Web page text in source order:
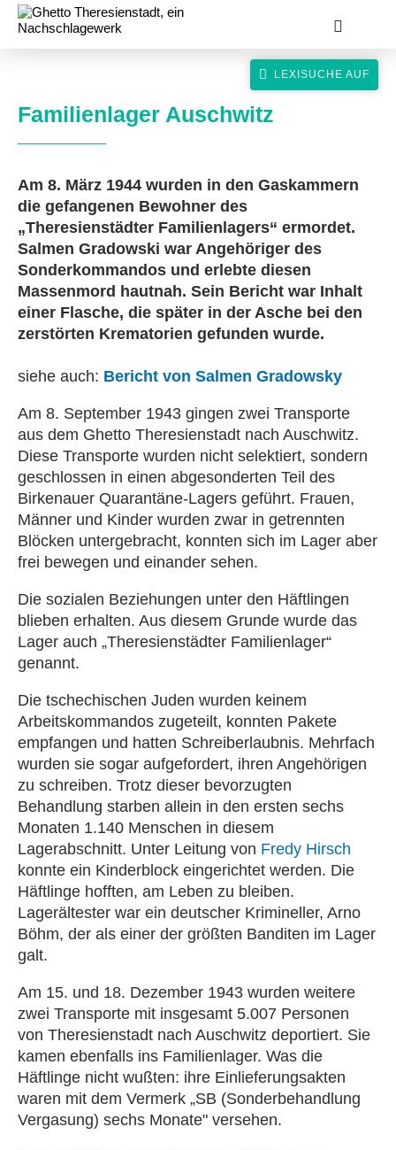
Familienlager Auschwitz
Am 8. März 1944 wurden in den Gaskammern
die gefangenen Bewohner des
„Theresienstädter Familienlagers“ ermordet.
Salmen Gradowski war Angehöriger des
Sonderkommandos und erlebte diesen
Massenmord hautnah. Sein Bericht war Inhalt
einer Flasche, die später in der Asche bei den
zerstörten Krematorien gefunden wurde.
siehe auch: Bericht von Salmen Gradowsky
Am 8. September 1943 gingen zwei Transporte
aus dem Ghetto Theresienstadt nach Auschwitz.
Diese Transporte wurden nicht selektiert, sondern
geschlossen in einen abgesonderten Teil des
Birkenauer Quarantäne-Lagers geführt. Frauen,
Männer und Kinder wurden zwar in getrennten
Blöcken untergebracht, konnten sich im Lager aber
frei bewegen und einander sehen.
Die sozialen Beziehungen unter den Häftlingen
blieben erhalten. Aus diesem Grunde wurde das
Lager auch „Theresienstädter Familienlager“
genannt.
Die tschechischen Juden wurden keinem
Arbeitskommandos zugeteilt, konnten Pakete
empfangen und hatten Schreiberlaubnis. Mehrfach
wurden sie sogar aufgefordert, ihren Angehörigen
zu schreiben. Trotz dieser bevorzugten
Behandlung starben allein in den ersten sechs
Monaten 1.140 Menschen in diesem
Lagerabschnitt. Unter Leitung von Fredy Hirsch
konnte ein Kinderblock eingerichtet werden. Die
Häftlinge hofften, am Leben zu bleiben.
Lagerältester war ein deutscher Krimineller, Arno
Böhm, der als einer der größten Banditen im Lager
galt.
Am 15. und 18. Dezember 1943 wurden weitere
zwei Transporte mit insgesamt 5.007 Personen
von Theresienstadt nach Auschwitz deportiert. Sie
kamen ebenfalls ins Familienlager. Was die
Häftlinge nicht wußten: ihre Einlieferungsakten
waren mit dem Vermerk „SB (Sonderbehandlung
Vergasung) sechs Monate" versehen.